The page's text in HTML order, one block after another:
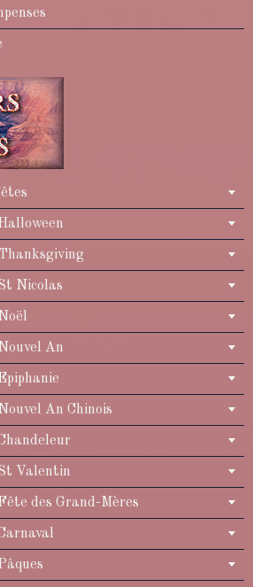
Nicolas
An
An Chinois
Valentin
des Grand-Mères